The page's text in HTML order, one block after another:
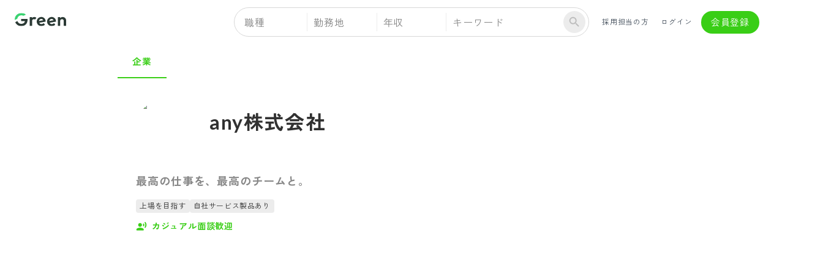
職種 勤務地 年収 採用担当の方 ログイン 会員登録
企業
any株式会社
最高の仕事を、最高のチームと。
上場を目指す 自社サービス製品あり
カジュアル面談歓迎